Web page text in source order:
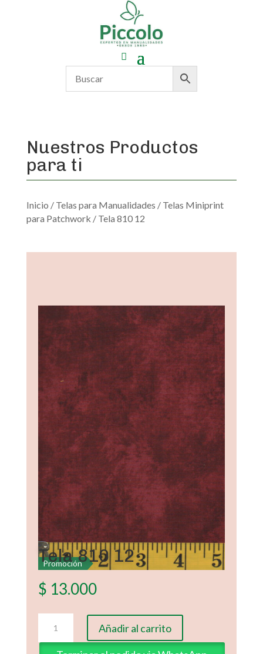
Nuestros Productos
para ti
Inicio / Telas para Manualidades / Telas Miniprint
para Patchwork / Tela 810 12
Promoción
Tela 810 12
$ 13.000
12
Añadir al carrito